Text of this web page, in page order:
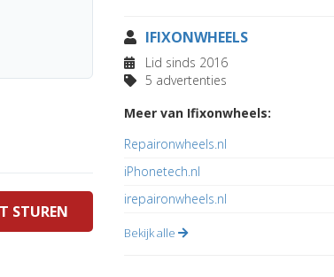
STUREN
IFIXONWHEELS
Lid sinds 2016
5 advertenties
Meer van Ifixonwheels:
Repaironwheels.nl
iPhonetech.nl
irepaironwheels.nl
Bekijk alle